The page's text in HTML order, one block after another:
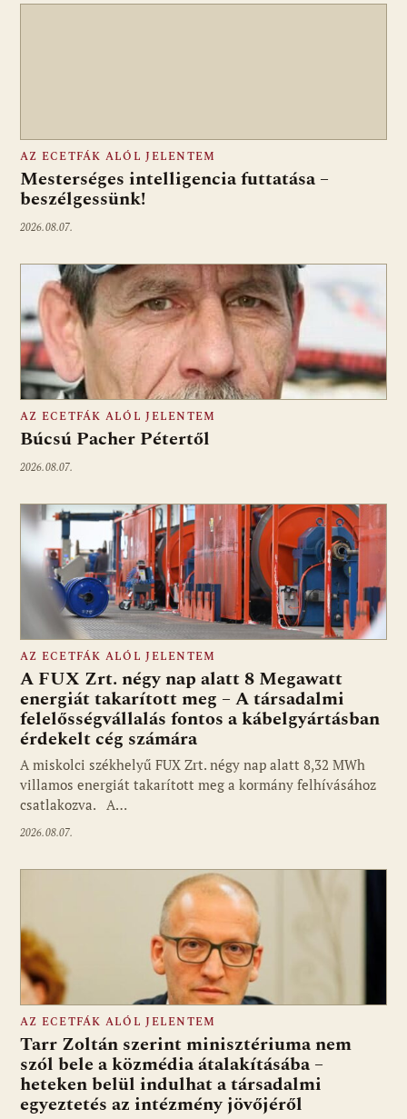
AZ ECETFÁK ALÓL JELENTEM
Mesterséges intelligencia futtatása –
beszélgessünk!
2026.08.07.
AZ ECETFÁK ALÓL JELENTEM
Búcsú Pacher Pétertől
2026.08.07.
AZ ECETFÁK ALÓL JELENTEM
A FUX Zrt. négy nap alatt 8 Megawatt
energiát takarított meg – A társadalmi
felelősségvállalás fontos a kábelgyártásban
érdekelt cég számára
A miskolci székhelyű FUX Zrt. négy nap alatt 8,32 MWh
villamos energiát takarított meg a kormány felhívásához
csatlakozva. A…
2026.08.07.
Fotó: media1.hu
AZ ECETFÁK ALÓL JELENTEM
Tarr Zoltán szerint minisztériuma nem
szól bele a közmédia átalakításába –
heteken belül indulhat a társadalmi
egyeztetés az intézmény jövőjéről